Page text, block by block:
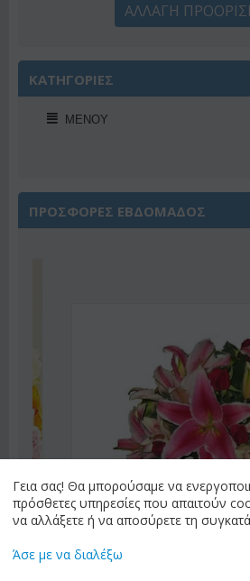
ΑΛΛΑΓΗ
ΚΑΤΗΓΟΡΙΕΣ
ΜΕΝΟΎ
ΠΡΟΣΦΟΡΕΣ ΕΒΔΟΜΑΔΟΣ
Γεια σας! Θα μπορούσαμε να
πρόσθετες υπηρεσίες που απαιτούν
να αλλάξετε ή να αποσύρετε τη
Άσε με να διαλέξω